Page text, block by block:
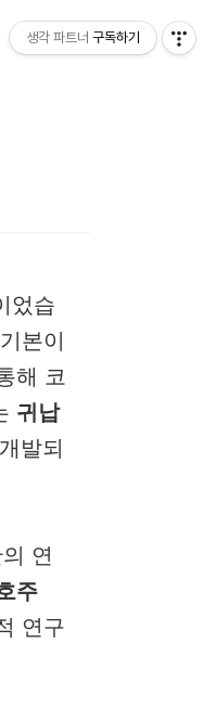
었습
본이
해 코
귀납
발되
연
주
연구
생각 파트너 구독하기